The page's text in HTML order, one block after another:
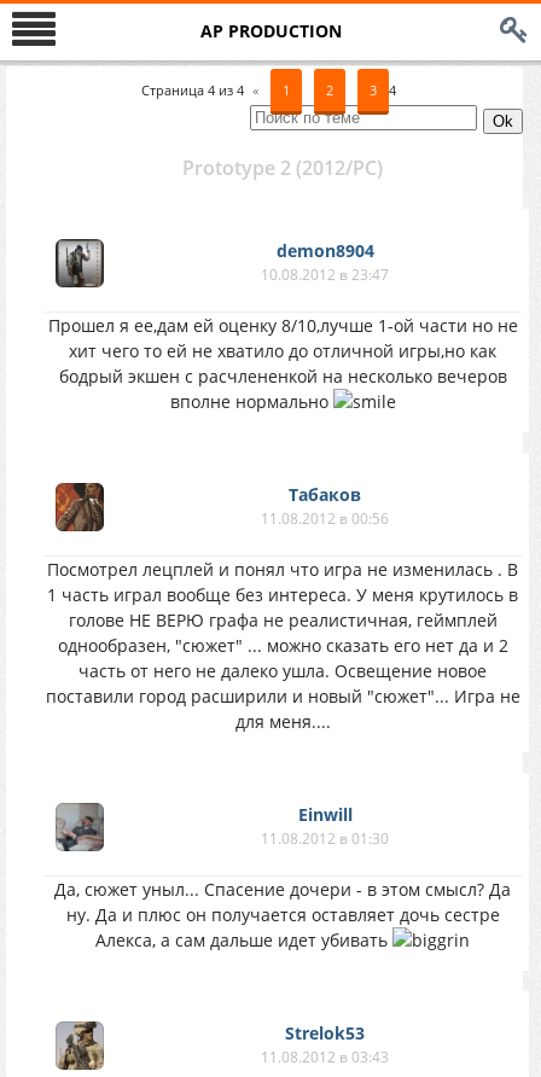
AP PRODUCTION
Страница 4 из 4 « 1 2 3 4
Prototype 2 (2012/PC)
demon8904
10.08.2012 в 23:47
Прошел я ее,дам ей оценку 8/10,лучше 1-ой части но не
хит чего то ей не хватило до отличной игры,но как
бодрый экшен с расчлененкой на несколько вечеров
вполне нормально
Табаков
11.08.2012 в 00:56
Посмотрел лецплей и понял что игра не изменилась . В
1 часть играл вообще без интереса. У меня крутилось в
голове НЕ ВЕРЮ графа не реалистичная, геймплей
однообразен, "сюжет" ... можно сказать его нет да и 2
часть от него не далеко ушла. Освещение новое
поставили город расширили и новый "сюжет"... Игра не
для меня....
Einwill
11.08.2012 в 01:30
Да, сюжет уныл... Спасение дочери - в этом смысл? Да
ну. Да и плюс он получается оставляет дочь сестре
Алекса, а сам дальше идет убивать
Strelok53
11.08.2012 в 03:43